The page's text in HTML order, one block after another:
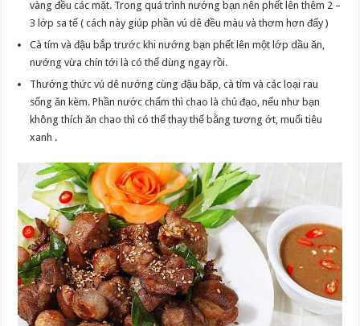
vàng đều các mặt. Trong quá trình nướng bạn nên phết lên thêm 2 –
3 lớp sa tế ( cách này giúp phần vú dê đều màu và thơm hơn đấy )
Cà tím và đậu bắp trước khi nướng bạn phết lên một lớp dầu ăn,
nướng vừa chín tới là có thể dùng ngay rồi.
Thưởng thức vú dê nướng cùng đậu băp, cà tím và các loại rau
sống ăn kèm. Phần nước chấm thì chao là chủ đạo, nếu như bạn
không thích ăn chao thì có thể thay thế bằng tương ớt, muối tiêu
xanh .